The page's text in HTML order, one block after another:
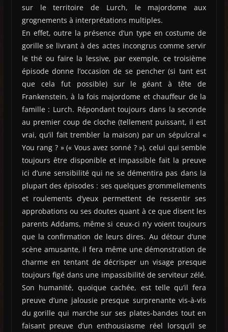
sur le territoire de Lurch, le majordome aux
grognements à interprétations multiples.
En effet, outre la présence d’un type en costume de
gorille se livrant à des actes incongrus comme servir
le thé ou faire la lessive, par exemple, ce troisième
épisode donne l’occasion de se pencher (si tant est
que cela fut possible) sur le géant à tête de
Frankenstein, à la fois majordome et chauffeur de la
famille : Lurch. Répondant toujours dans la seconde
au premier coup de cloche (tellement puissant, il est
vrai, qu’il fait trembler la maison) par un sépulcral «
You rang ? » (« Vous avez sonné ? »), celui qui semble
toujours être disponible et impassible fait la preuve
ici d’une sensibilité qui ne se démentira pas dans la
plupart des épisodes : ses quelques grommellements
et roulements d’yeux permettent de ressentir ses
approbations ou ses doutes quant à ce que disent les
parents Addams, même si ceux-ci n’y voient toujours
que la confirmation de leurs dires. Au détour d’une
scène amusante, il fera même une démonstration de
charme en tentant de décrisper un visage presque
toujours figé dans une impassibilité de serviteur zélé.
Son humanité, quoique cachée, est telle qu’il fera
preuve d’une jalousie presque surprenante vis-à-vis
du gorille qui marche sur ses plates-bandes tout en
faisant preuve d’un enthousiasme réel lorsqu’il se